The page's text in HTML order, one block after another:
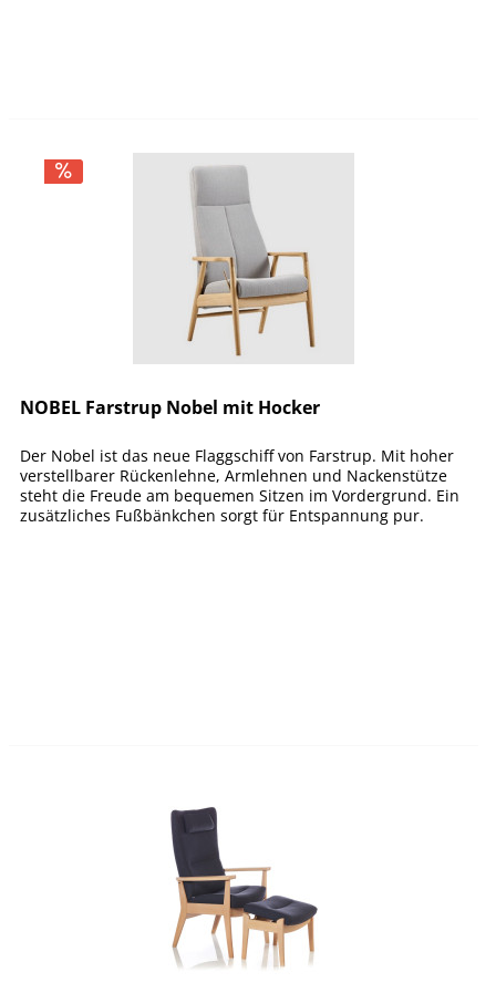
NOBEL Farstrup Nobel mit Hocker
Der Nobel ist das neue Flaggschiff von Farstrup. Mit hoher
verstellbarer Rückenlehne, Armlehnen und Nackenstütze
steht die Freude am bequemen Sitzen im Vordergrund. Ein
zusätzliches Fußbänkchen sorgt für Entspannung pur.